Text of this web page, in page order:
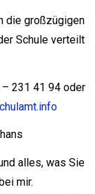
die großzügigen
Schule verteilt
231 41 94 oder
alles, was Sie
mir.